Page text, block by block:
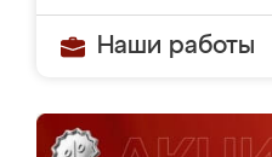
Наши работы